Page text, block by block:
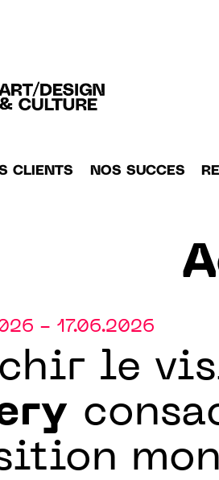
CLIENTS NOS SUCCES
- 17.06.2026
le